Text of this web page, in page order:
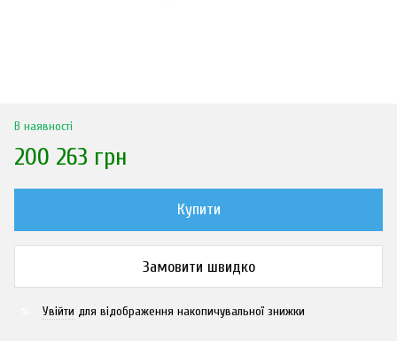
В наявності
200 263 грн
Купити
Замовити швидко
Увійти для відображення накопичувальної знижки